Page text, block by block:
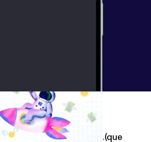
más me gusta de la IA (que